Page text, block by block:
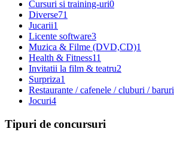
Cursuri si training-uri0
Diverse71
Jucarii1
Licente software3
Muzica & Filme (DVD,CD)1
Health & Fitness11
Invitatii la film & teatru2
Surpriza1
Restaurante / cafenele / cluburi / baruri
Jocuri4
Tipuri de concursuri